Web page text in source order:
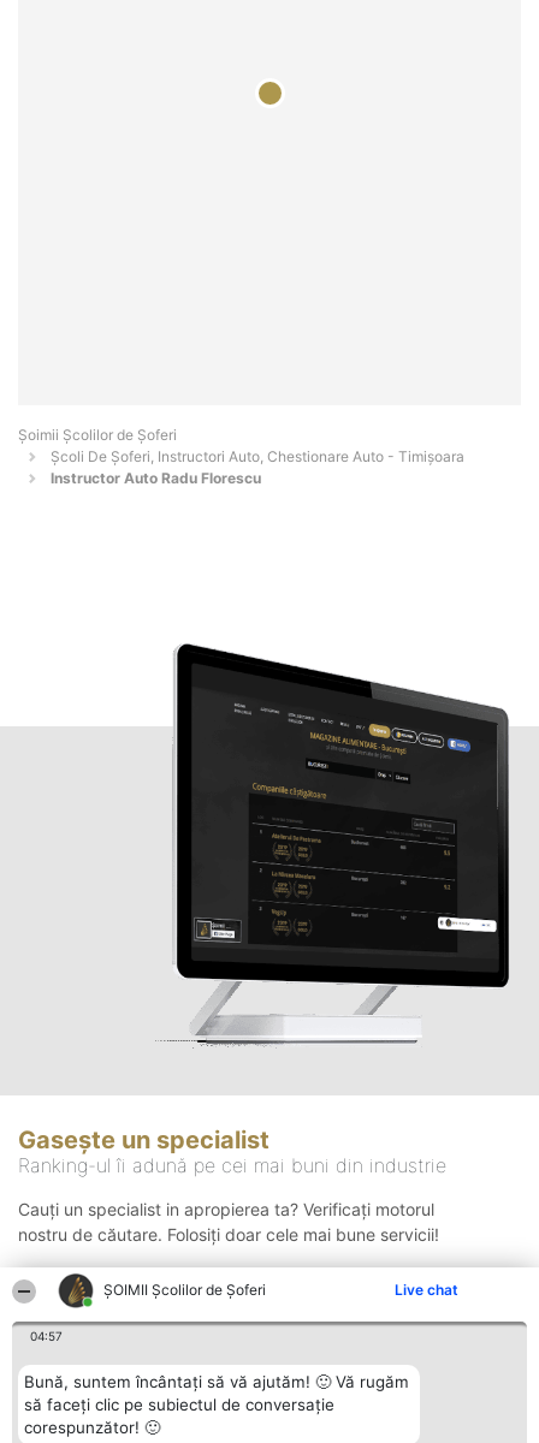
ŞOIMII Școlilor de Șoferi Live chat
04:57
Bună, suntem încântați să vă ajutăm! 🙂 Vă rugăm
să faceți clic pe subiectul de conversație
corespunzător! 🙂
Şoimii Școlilor de Șoferi
Școli De Șoferi, Instructori Auto, Chestionare Auto - Timişoara
Instructor Auto Radu Florescu
Gasește un specialist
Ranking-ul îi adună pe cei mai buni din industrie
Cauți un specialist in apropierea ta? Verificați motorul
nostru de căutare. Folosiți doar cele mai bune servicii!